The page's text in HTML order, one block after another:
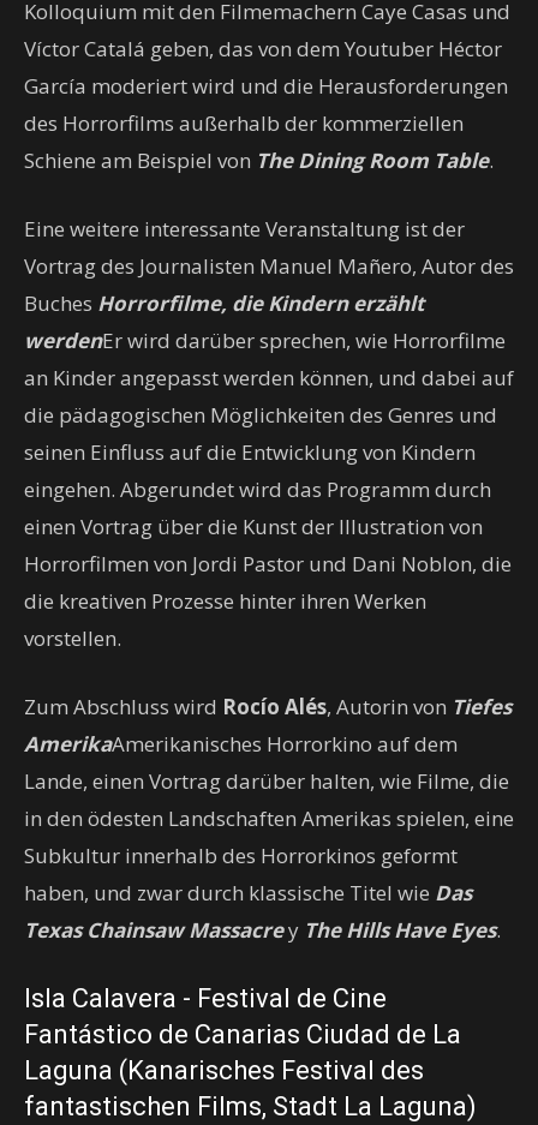
Kolloquium mit den Filmemachern Caye Casas und
Víctor Catalá geben, das von dem Youtuber Héctor
García moderiert wird und die Herausforderungen
des Horrorfilms außerhalb der kommerziellen
Schiene am Beispiel von The Dining Room Table.
Eine weitere interessante Veranstaltung ist der
Vortrag des Journalisten Manuel Mañero, Autor des
Buches Horrorfilme, die Kindern erzählt
werdenEr wird darüber sprechen, wie Horrorfilme
an Kinder angepasst werden können, und dabei auf
die pädagogischen Möglichkeiten des Genres und
seinen Einfluss auf die Entwicklung von Kindern
eingehen. Abgerundet wird das Programm durch
einen Vortrag über die Kunst der Illustration von
Horrorfilmen von Jordi Pastor und Dani Noblon, die
die kreativen Prozesse hinter ihren Werken
vorstellen.
Zum Abschluss wird Rocío Alés, Autorin von Tiefes
AmerikaAmerikanisches Horrorkino auf dem
Lande, einen Vortrag darüber halten, wie Filme, die
in den ödesten Landschaften Amerikas spielen, eine
Subkultur innerhalb des Horrorkinos geformt
haben, und zwar durch klassische Titel wie Das
Texas Chainsaw Massacrey The Hills Have Eyes.
Isla Calavera - Festival de Cine
Fantástico de Canarias Ciudad de La
Laguna (Kanarisches Festival des
fantastischen Films, Stadt La Laguna)